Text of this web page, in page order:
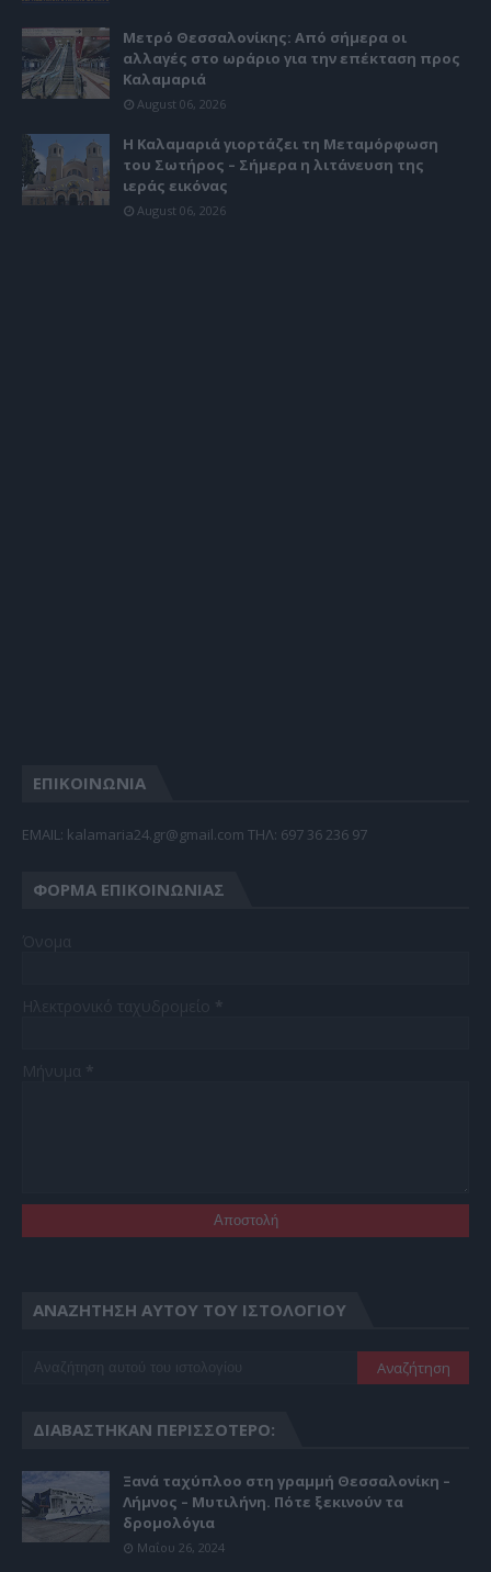
Μετρό Θεσσαλονίκης: Από σήμερα οι
αλλαγές στο ωράριο για την επέκταση προς
Καλαμαριά
August 06, 2026
Η Καλαμαριά γιορτάζει τη Μεταμόρφωση
του Σωτήρος – Σήμερα η λιτάνευση της
ιεράς εικόνας
August 06, 2026
ΕΠΙΚΟΙΝΩΝΙΑ
EMAIL: kalamaria24.gr@gmail.com TΗΛ: 697 36 236 97
ΦΌΡΜΑ ΕΠΙΚΟΙΝΩΝΊΑΣ
ΑΝΑΖΉΤΗΣΗ ΑΥΤΟΎ ΤΟΥ ΙΣΤΟΛΟΓΊΟΥ
ΔΙΑΒΆΣΤΗΚΑΝ ΠΕΡΙΣΣΌΤΕΡΟ:
Ξανά ταχύπλοο στη γραμμή Θεσσαλονίκη –
Λήμνος – Μυτιλήνη. Πότε ξεκινούν τα
δρομολόγια
Μαΐου 26, 2024